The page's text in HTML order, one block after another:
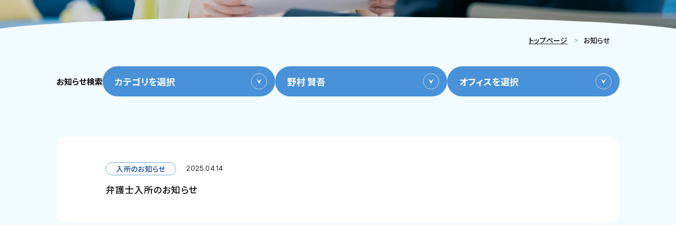
トップページ お知らせ
お知らせ検索 カテゴリを選択 野村 賢吾 オフィスを選択
入所のお知らせ 2025.04.14
弁護士入所のお知らせ